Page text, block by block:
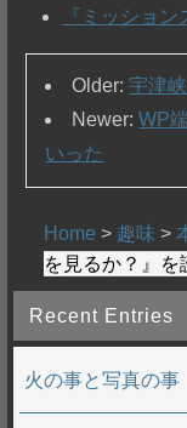
『ミッショ
Older:宇津
Newer:WP
いった
Home > 趣味 >
を見るか？』を
Recent Entries
火の事と写真の事